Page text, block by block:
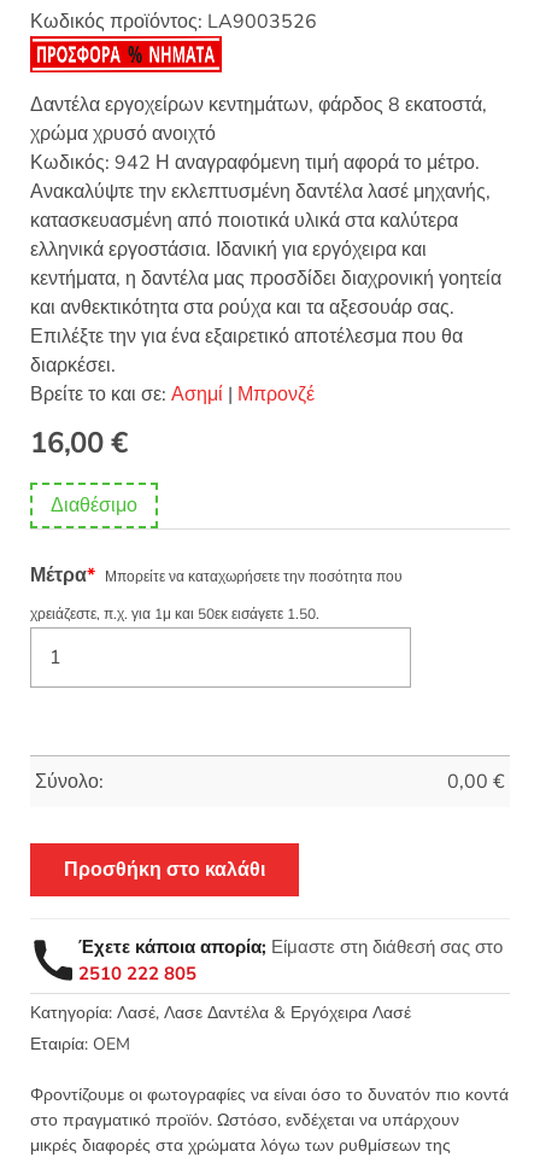
Κωδικός προϊόντος: LA9003526
Δαντέλα εργοχείρων κεντημάτων, φάρδος 8 εκατοστά,
χρώμα χρυσό ανοιχτό
Κωδικός: 942 Η αναγραφόμενη τιμή αφορά το μέτρο.
Ανακαλύψτε την εκλεπτυσμένη δαντέλα λασέ μηχανής,
κατασκευασμένη από ποιοτικά υλικά στα καλύτερα
ελληνικά εργοστάσια. Ιδανική για εργόχειρα και
κεντήματα, η δαντέλα μας προσδίδει διαχρονική γοητεία
και ανθεκτικότητα στα ρούχα και τα αξεσουάρ σας.
Επιλέξτε την για ένα εξαιρετικό αποτέλεσμα που θα
διαρκέσει.
Βρείτε το και σε: Ασημί | Μπρονζέ
16,00€
Διαθέσιμο
Μέτρα* Μπορείτε να καταχωρήσετε την ποσότητα που
χρειάζεστε, π.χ. για 1μ και 50εκ εισάγετε 1.50.
Σύνολο: 0,00 €
Προσθήκη στο καλάθι
Έχετε κάποια απορία; Είμαστε στη διάθεσή σας στο
2510 222 805
Κατηγορία: Λασέ, Λασε Δαντέλα & Εργόχειρα Λασέ
Εταιρία: OEM
Φροντίζουμε οι φωτογραφίες να είναι όσο το δυνατόν πιο κοντά
στο πραγματικό προϊόν. Ωστόσο, ενδέχεται να υπάρχουν
μικρές διαφορές στα χρώματα λόγω των ρυθμίσεων της